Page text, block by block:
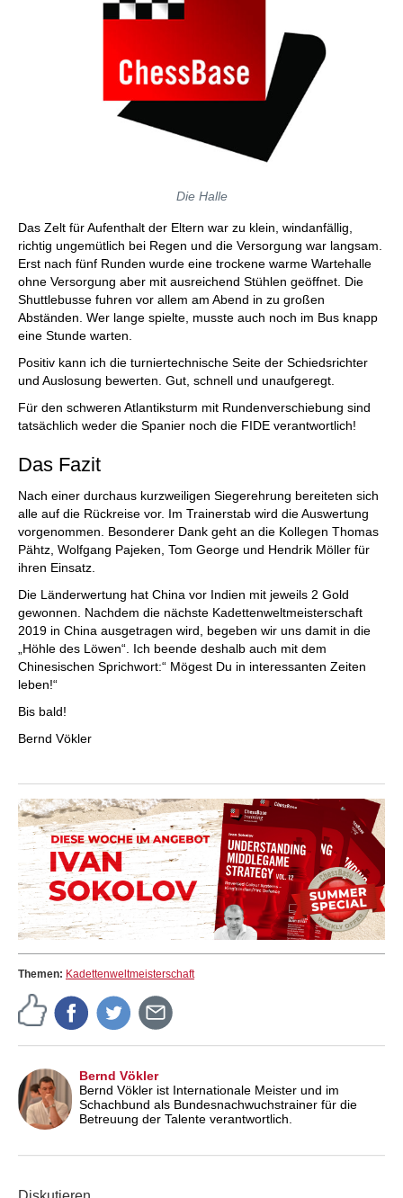
Die Halle
Das Zelt für Aufenthalt der Eltern war zu klein, windanfällig,
richtig ungemütlich bei Regen und die Versorgung war langsam.
Erst nach fünf Runden wurde eine trockene warme Wartehalle
ohne Versorgung aber mit ausreichend Stühlen geöffnet. Die
Shuttlebusse fuhren vor allem am Abend in zu großen
Abständen. Wer lange spielte, musste auch noch im Bus knapp
eine Stunde warten.
Positiv kann ich die turniertechnische Seite der Schiedsrichter
und Auslosung bewerten. Gut, schnell und unaufgeregt.
Für den schweren Atlantiksturm mit Rundenverschiebung sind
tatsächlich weder die Spanier noch die FIDE verantwortlich!
Das Fazit
Nach einer durchaus kurzweiligen Siegerehrung bereiteten sich
alle auf die Rückreise vor. Im Trainerstab wird die Auswertung
vorgenommen. Besonderer Dank geht an die Kollegen Thomas
Pähtz, Wolfgang Pajeken, Tom George und Hendrik Möller für
ihren Einsatz.
Die Länderwertung hat China vor Indien mit jeweils 2 Gold
gewonnen. Nachdem die nächste Kadettenweltmeisterschaft
2019 in China ausgetragen wird, begeben wir uns damit in die
„Höhle des Löwen“. Ich beende deshalb auch mit dem
Chinesischen Sprichwort:“ Mögest Du in interessanten Zeiten
leben!“
Bis bald!
Bernd Vökler
Themen: Kadettenweltmeisterschaft
Bernd Vökler
Bernd Vökler ist Internationale Meister und im
Schachbund als Bundesnachwuchstrainer für die
Betreuung der Talente verantwortlich.